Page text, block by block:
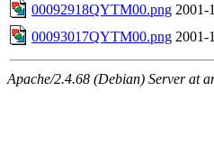
00092918QYTM00.png 2001-
00093017QYTM00.png 2001-
Apache/2.4.68 (Debian) Server at